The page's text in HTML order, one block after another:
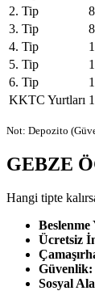
2. Tip
3. Tip
4. Tip
5. Tip
6. Tip
KKTC Yurtları
Not: Depozito
GEBZE
Hangi tipte
Beslenme
Ücretsiz
Güvenlik:
Sosyal